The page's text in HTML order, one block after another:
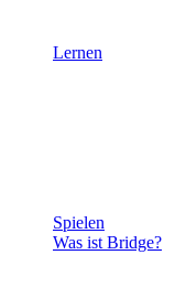
Lernen
Spielen
Was ist Bridge?